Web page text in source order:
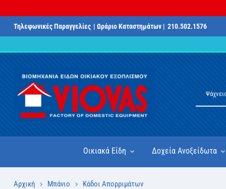
Τηλεφωνικές Παραγγελίες | Ωράριο Καταστημάτων | 210.502.1576
Οικιακά Είδη Δοχεία Ανοξείδωτα
Αρχική Μπάνιο Κάδοι Απορριμάτων